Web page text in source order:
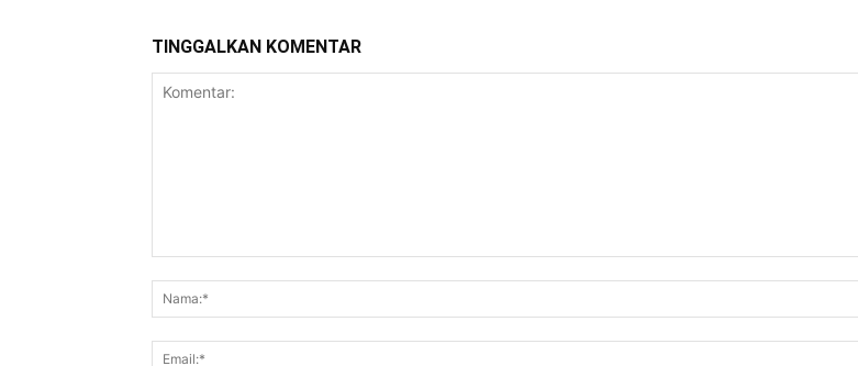
TINGGALKAN KOMENTAR